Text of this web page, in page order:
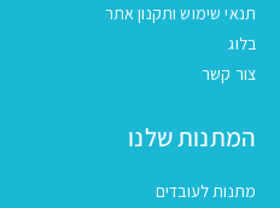
תנאי שימוש ותקנון אתר
בלוג
צור קשר
המתנות שלנו
מתנות לעובדים